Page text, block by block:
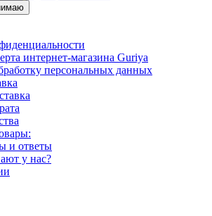
интернет-магазина Guriya
персональных данных
и ответы
у нас?